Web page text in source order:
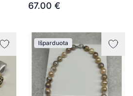
67.00 €
Išparduota